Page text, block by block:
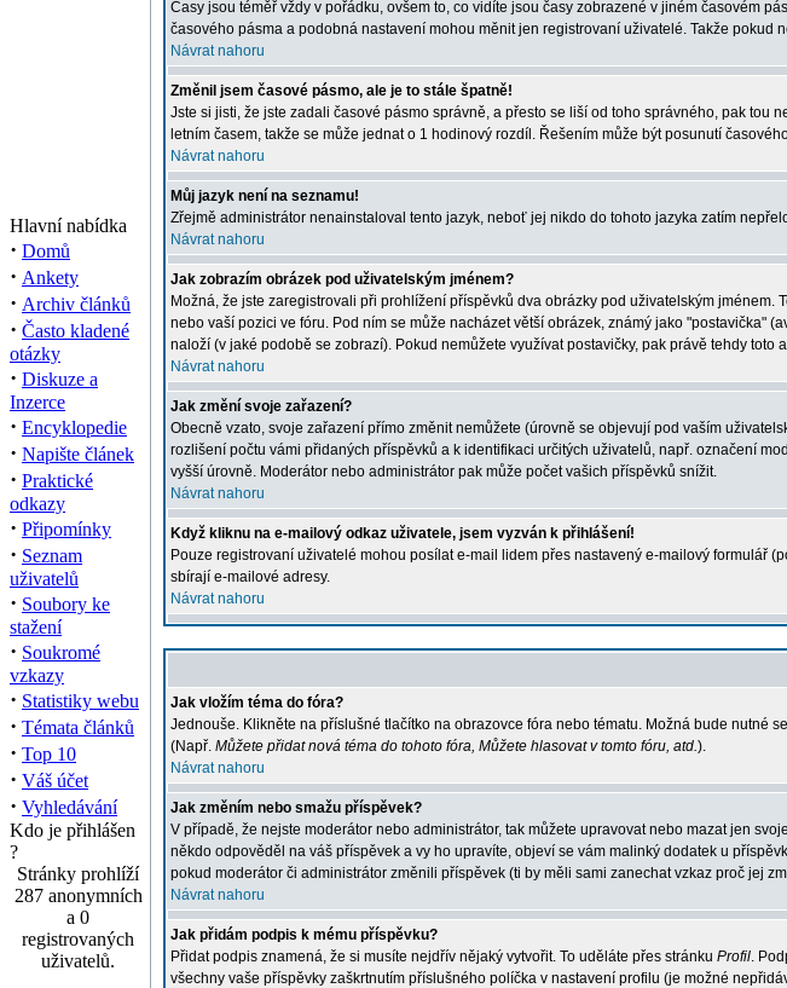
Hlavní nabídka
· Domů
· Ankety
· Archiv článků
· Často kladené
otázky
· Diskuze a
Inzerce
· Encyklopedie
· Napište článek
· Praktické
odkazy
· Připomínky
· Seznam
uživatelů
· Soubory ke
stažení
· Soukromé
vzkazy
· Statistiky webu
· Témata článků
· Top 10
· Váš účet
· Vyhledávání
Kdo je přihlášen
?
Stránky prohlíží
287 anonymních
a 0
registrovaných
uživatelů.
Časy jsou téměř vždy v pořádku, ovšem to, co vidíte jsou časy zobrazené v jiném časovém
časového pásma a podobná nastavení mohou měnit jen registrovaní uživatelé. Takže pokud
Návrat nahoru
Změnil jsem časové pásmo, ale je to stále špatně!
Jste si jisti, že jste zadali časové pásmo správně, a přesto se liší od toho správného, pak
letním časem, takže se může jednat o 1 hodinový rozdíl. Řešením může být posunutí
Návrat nahoru
Můj jazyk není na seznamu!
Zřejmě administrátor nenainstaloval tento jazyk, neboť jej nikdo do tohoto jazyka zatím
Návrat nahoru
Jak zobrazím obrázek pod uživatelským jménem?
Možná, že jste zaregistrovali při prohlížení příspěvků dva obrázky pod uživatelským
nebo vaší pozici ve fóru. Pod ním se může nacházet větší obrázek, známý jako "postavička"
naloží (v jaké podobě se zobrazí). Pokud nemůžete využívat postavičky, pak právě tehdy
Návrat nahoru
Jak změní svoje zařazení?
Obecně vzato, svoje zařazení přímo změnit nemůžete (úrovně se objevují pod vaším
rozlišení počtu vámi přidaných příspěvků a k identifikaci určitých uživatelů, např. označení
vyšší úrovně. Moderátor nebo administrátor pak může počet vašich příspěvků snížit.
Návrat nahoru
Když kliknu na e-mailový odkaz uživatele, jsem vyzván k přihlášení!
Pouze registrovaní uživatelé mohou posílat e-mail lidem přes nastavený e-mailový formulář
sbírají e-mailové adresy.
Návrat nahoru
Jak vložím téma do fóra?
Jednouše. Klikněte na příslušné tlačítko na obrazovce fóra nebo tématu. Možná bude nutné
(Např. Můžete přidat nová téma do tohoto fóra, Můžete hlasovat v tomto fóru, atd.).
Návrat nahoru
Jak změním nebo smažu příspěvek?
V případě, že nejste moderátor nebo administrátor, tak můžete upravovat nebo mazat jen
někdo odpověděl na váš příspěvek a vy ho upravíte, objeví se vám malinký dodatek u
pokud moderátor či administrátor změnili příspěvek (ti by měli sami zanechat vzkaz proč jej
Návrat nahoru
Jak přidám podpis k mému příspěvku?
Přidat podpis znamená, že si musíte nejdřív nějaký vytvořit. To uděláte přes stránku Profil.
všechny vaše příspěvky zaškrtnutím příslušného políčka v nastavení profilu (je možné